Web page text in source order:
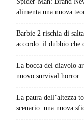
alimenta una nuova
Barbie 2 rischia di
accordo: il dubbio che
La bocca del diavolo
nuovo survival horror:
La paura dell’altezza
scenario: una nuova